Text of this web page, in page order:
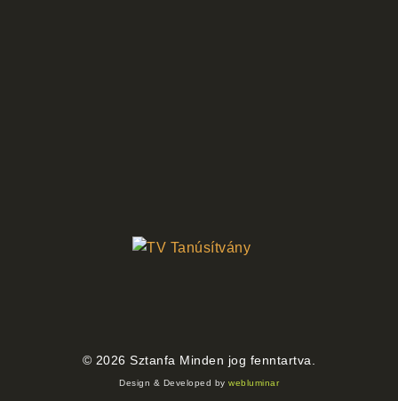
© 2026 Sztanfa Minden jog fenntartva.
Design & Developed by webluminar